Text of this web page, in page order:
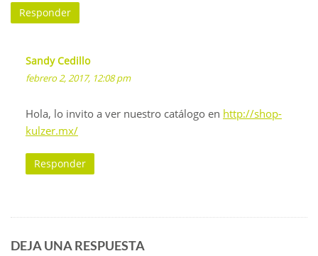
Responder
Sandy Cedillo
febrero 2, 2017, 12:08 pm
Hola, lo invito a ver nuestro catálogo en http://shop-
kulzer.mx/
Responder
DEJA UNA RESPUESTA